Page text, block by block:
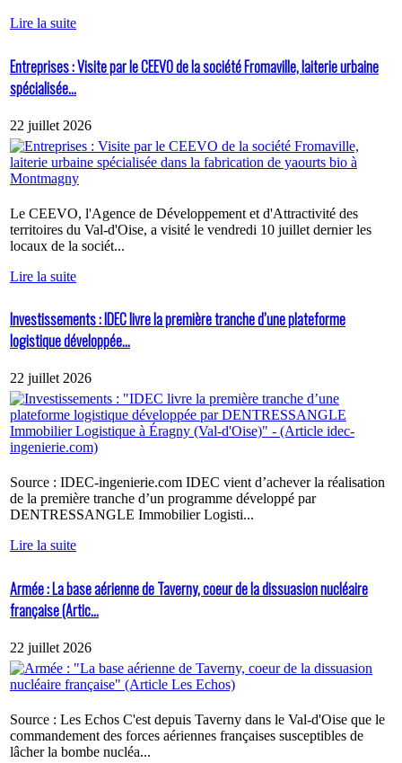
Lire la suite
Entreprises : Visite par le CEEVO de la société Fromaville, laiterie urbaine
spécialisée...
22 juillet 2026
Le CEEVO, l'Agence de Développement et d'Attractivité des
territoires du Val-d'Oise, a visité le vendredi 10 juillet dernier les
locaux de la sociét...
Lire la suite
Investissements : IDEC livre la première tranche d’une plateforme
logistique développée...
22 juillet 2026
Source : IDEC-ingenierie.com IDEC vient d’achever la réalisation
de la première tranche d’un programme développé par
DENTRESSANGLE Immobilier Logisti...
Lire la suite
Armée : La base aérienne de Taverny, coeur de la dissuasion nucléaire
française (Artic...
22 juillet 2026
Source : Les Echos C'est depuis Taverny dans le Val-d'Oise que le
commandement des forces aériennes françaises susceptibles de
lâcher la bombe nucléa...